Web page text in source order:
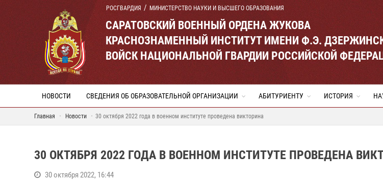
РОСГВАРДИЯ МИНИСТЕРСТВО НАУКИ И ВЫСШЕГО ОБРАЗОВАНИЯ
САРАТОВСКИЙ ВОЕННЫЙ ОРДЕНА ЖУКОВА
КРАСНОЗНАМЕННЫЙ ИНСТИТУТ ИМЕНИ Ф.Э.
ВОЙСК НАЦИОНАЛЬНОЙ ГВАРДИИ РОССИЙСКОЙ
НОВОСТИ СВЕДЕНИЯ ОБ ОБРАЗОВАТЕЛЬНОЙ ОРГАНИЗАЦИИ АБИТУРИЕНТУ ИСТОРИЯ
Главная Новости 30 октября 2022 года в военном институте проведена викторина
30 ОКТЯБРЯ 2022 ГОДА В ВОЕННОМ ИНСТИТУТЕ ПРОВЕДЕНА
30 октября 2022, 16:44